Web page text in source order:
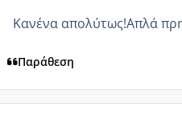
Κανένα απολύτως!Απλά
Παράθεση